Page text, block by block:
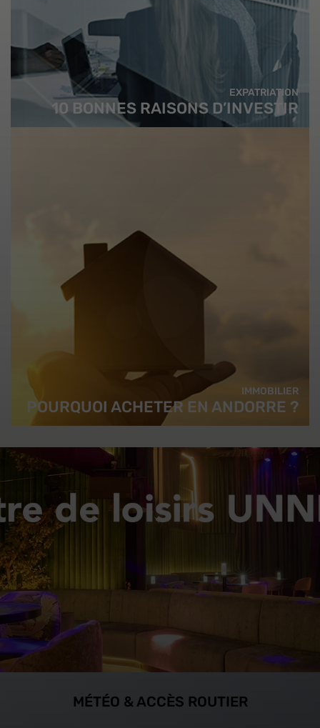
EXPATRIATION
10 BONNES RAISONS D’INVESTIR
IMMOBILIER
POURQUOI ACHETER EN ANDORRE ?
MÉTÉO & ACCÈS ROUTIER